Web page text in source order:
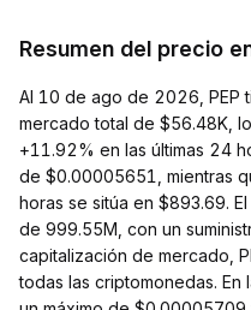
Resumen del precio
Al 10 de ago de 2026, PEP
mercado total de $56.48K,
+11.92% en las últimas 24
de $0.00005651, mientras
horas se sitúa en $893.69.
de 999.55M, con un
capitalización de mercado,
todas las criptomonedas. En